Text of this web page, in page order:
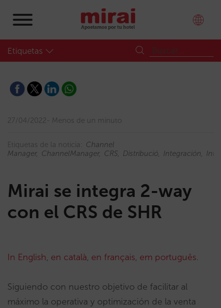
Etiquetas
27/04/2022 Menos de un minuto
Etiquetas de la noticia:
Channel
Manager
ChannelManager CRS Distribució Integración
Mirai se integra 2-way
con el CRS de SHR
In English, en català, en français, em português.
Siguiendo con nuestro objetivo de facilitar al
máximo la operativa y optimización de la venta